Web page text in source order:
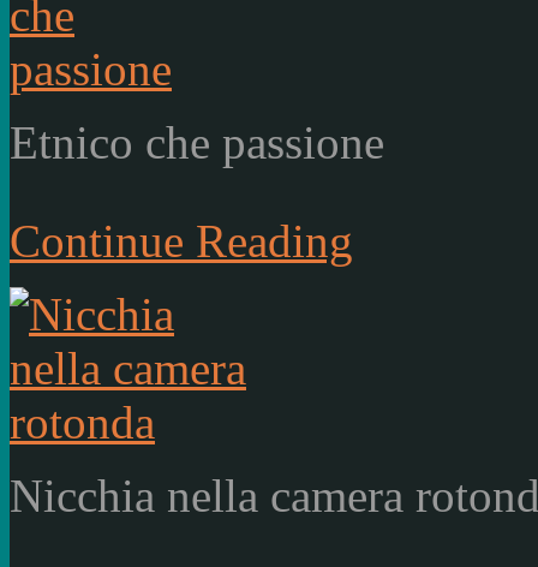
Etnico che passione
Continue Reading
Nicchia nella camera